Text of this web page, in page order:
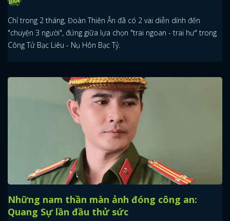
Chỉ trong 2 tháng, Đoàn Thiên Ân đã có 2 vai diễn dính đến
"chuyện 3 người", đứng giữa lựa chọn "trai ngoan - trai hư" trong
Công Tử Bạc Liêu - Nụ Hôn Bạc Tỷ.
Những nam thần màn ảnh đóng công an:
Quang Sự lần đầu thử sức